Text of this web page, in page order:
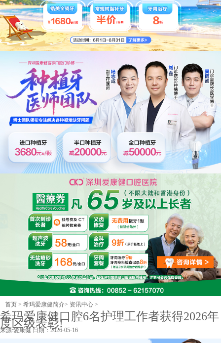
首页 > 希玛爱康健简介> 资讯中心 >
希玛爱康健口腔6名护理工作者获得2026年
度区级表彰!
来源:愛康健 日期：2026-05-16